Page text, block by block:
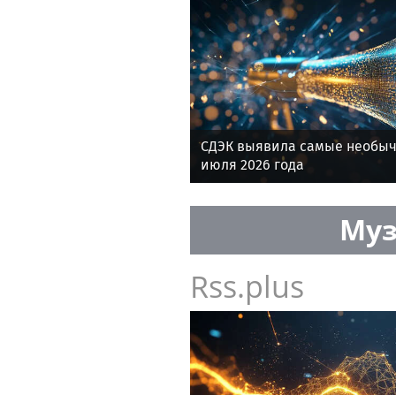
СДЭК выявила самые
июля 2026 года
Rss.plus